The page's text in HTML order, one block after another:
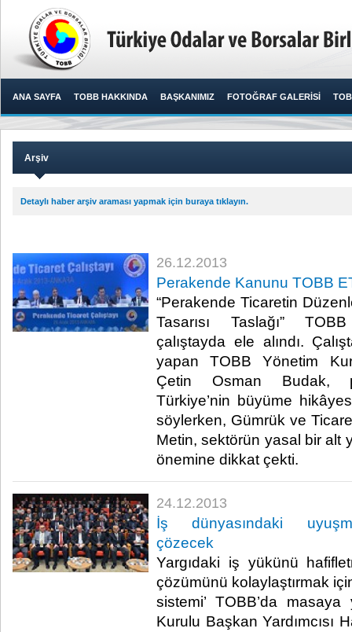
ANA SAYFA TOBB HAKKINDA BAŞKANIMIZ FOTOĞRAF GALERİSİ
Arşiv
Detaylı haber arşiv araması yapmak için buraya tıklayın.
26.12.2013
Perakende Kanunu TOBB
“Perakende Ticaretin
Tasarısı Taslağı”
çalıştayda ele alındı.
yapan TOBB Yönetim
Çetin Osman Budak,
Türkiye’nin büyüme
söylerken, Gümrük ve
Metin, sektörün yasal bir alt
önemine dikkat çekti.​
24.12.2013
İş dünyasındaki
çözecek
Yargıdaki iş yükünü
çözümünü kolaylaştırmak
sistemi’ TOBB’da masaya
Kurulu Başkan Yardımcısı